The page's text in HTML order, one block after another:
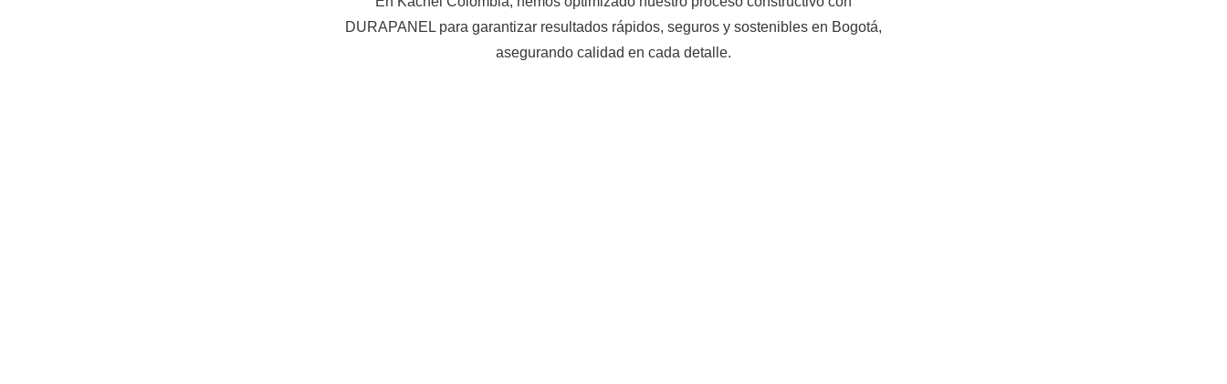
DURAPANEL para garantizar resultados rápidos, seguros y sostenibles en Bogotá,
asegurando calidad en cada detalle.